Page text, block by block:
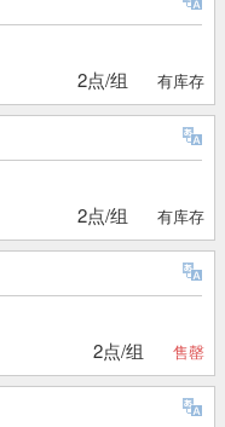
2点/组 有库存
2点/组 有库存
2点/组 售罄